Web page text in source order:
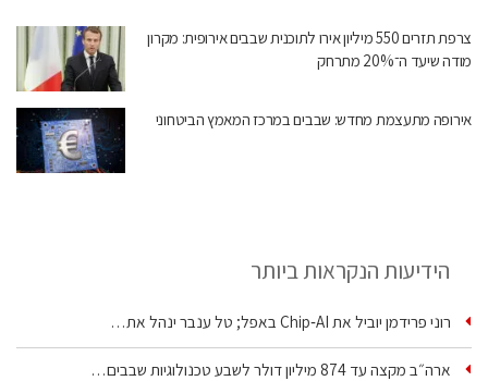
צרפת תזרים 550 מיליון אירו לתוכנית שבבים אירופית: מקרון
מודה שיעד ה־20% מתרחק
אירופה מתעצמת מחדש: שבבים במרכז המאמץ הביטחוני
הידיעות הנקראות ביותר
רוני פרידמן יוביל את Chip‑AI באפל; טל ענבר ינהל את…
ארה״ב מקצה עד 874 מיליון דולר לשבע טכנולוגיות שבבים…